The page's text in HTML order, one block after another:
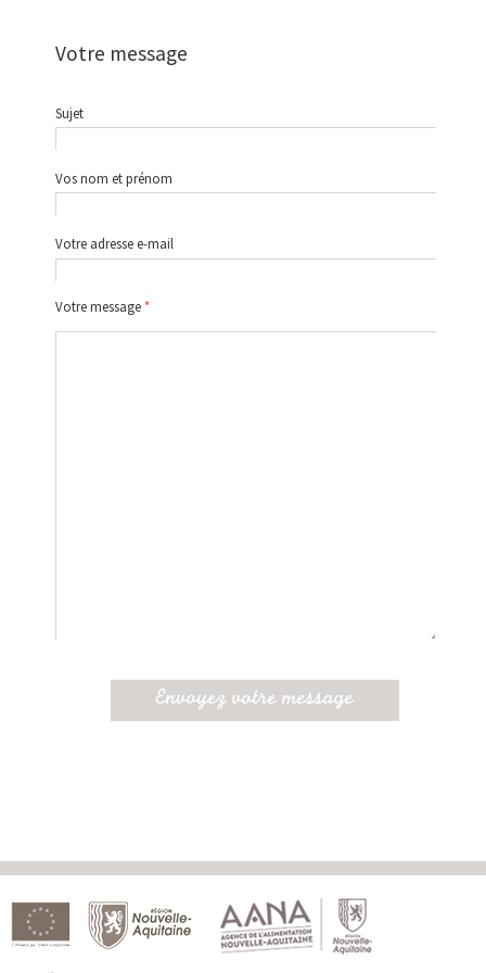
Votre message
Sujet
Vos nom et prénom
Votre adresse e-mail
Votre message*